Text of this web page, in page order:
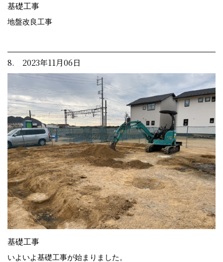
基礎工事
地盤改良工事
8. 2023年11月06日
基礎工事
いよいよ基礎工事が始まりました。